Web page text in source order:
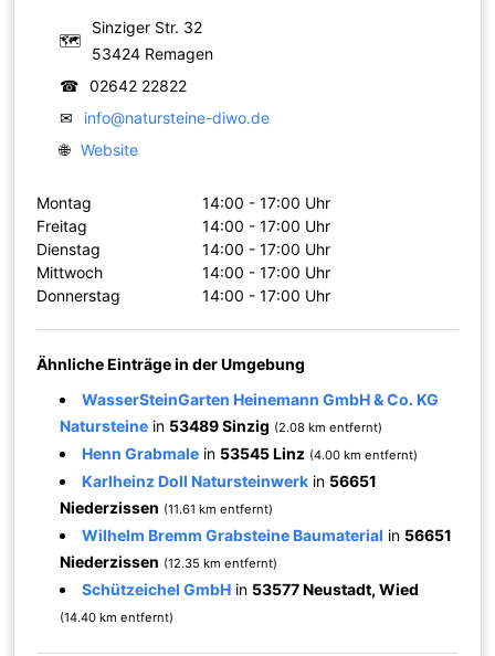
🗺
Sinziger Str. 32
53424 Remagen
☎
02642 22822
✉
info@natursteine-diwo.de
🌐 Website
Montag
14:00 - 17:00 Uhr
Freitag
14:00 - 17:00 Uhr
Dienstag
14:00 - 17:00 Uhr
Mittwoch
14:00 - 17:00 Uhr
Donnerstag
14:00 - 17:00 Uhr
Ähnliche Einträge in der Umgebung
WasserSteinGarten Heinemann GmbH & Co. KG
Natursteine in 53489 Sinzig (2.08 km entfernt)
Henn Grabmale in 53545 Linz (4.00 km entfernt)
Karlheinz Doll Natursteinwerk in 56651
Niederzissen (11.61 km entfernt)
Wilhelm Bremm Grabsteine Baumaterial in 56651
Niederzissen (12.35 km entfernt)
Schützeichel GmbH in 53577 Neustadt, Wied
(14.40 km entfernt)